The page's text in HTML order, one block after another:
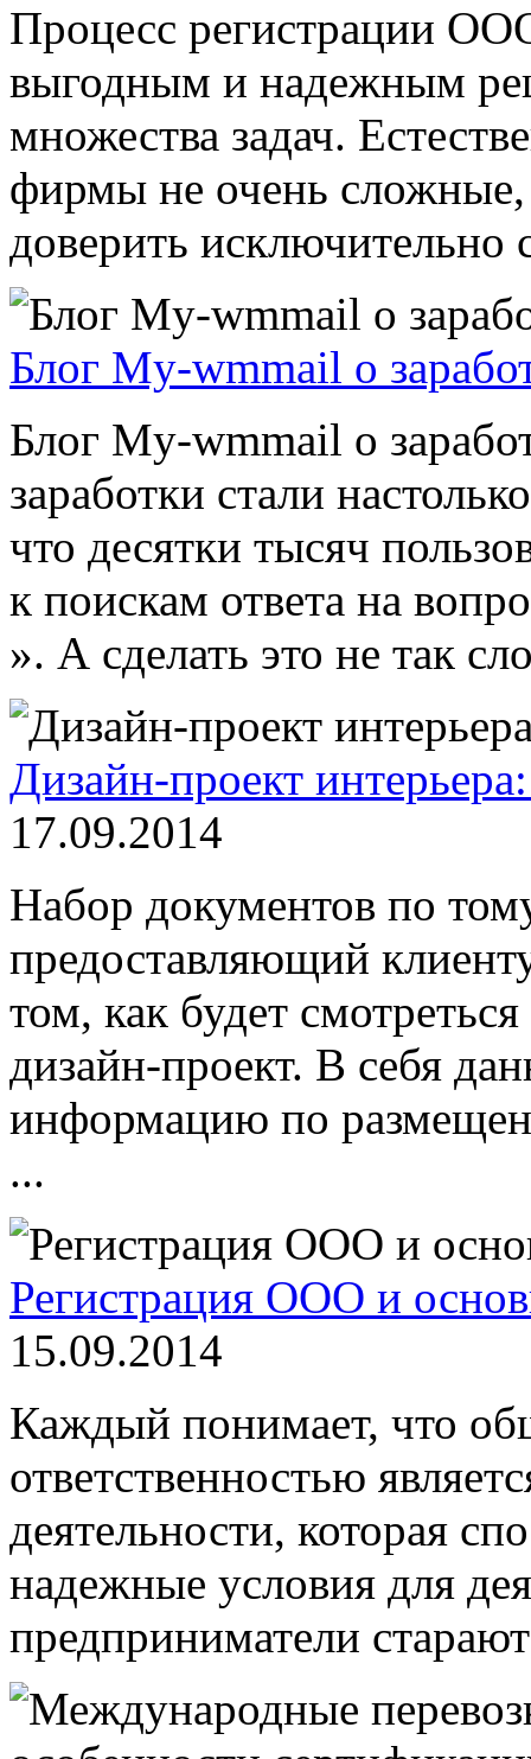
Процесс регистрации
выгодным и надежным
множества задач.
фирмы не очень сложные,
доверить исключительно
Блог My-wmmail о
Блог My-wmmail о
заработки стали
что десятки тысяч
к поискам ответа на
». А сделать это не так
Дизайн-проект
17.09.2014
Набор документов по
предоставляющий
том, как будет
дизайн-проект. В себя
информацию по
...
Регистрация ООО и
15.09.2014
Каждый понимает, что
ответственностью
деятельности, которая
надежные условия для
предприниматели